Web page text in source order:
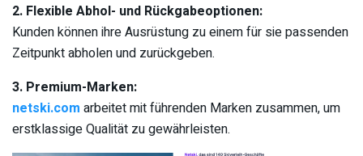
2. Flexible Abhol- und Rückgabeoptionen:
Kunden können ihre Ausrüstung zu einem für sie passenden
Zeitpunkt abholen und zurückgeben.
3. Premium-Marken:
netski.com arbeitet mit führenden Marken zusammen, um
erstklassige Qualität zu gewährleisten.